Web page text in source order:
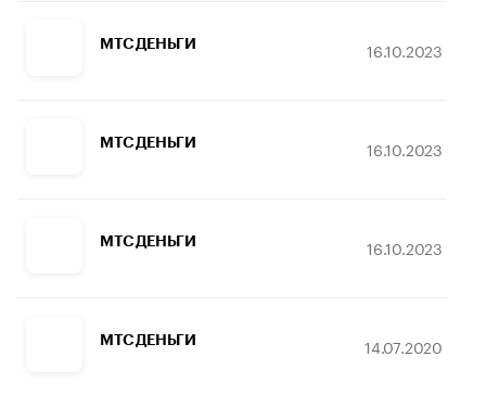
МТС ДЕНЬГИ 16.10.2023
МТС ДЕНЬГИ 16.10.2023
МТС ДЕНЬГИ 16.10.2023
МТС ДЕНЬГИ 14.07.2020